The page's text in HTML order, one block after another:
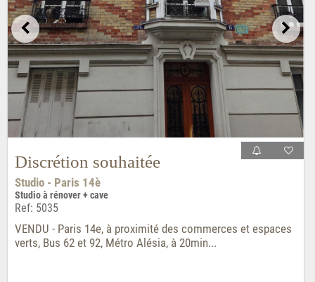
Discrétion souhaitée
Studio - Paris 14è
Studio à rénover + cave
Ref: 5035
VENDU - Paris 14e, à proximité des commerces et espaces
verts, Bus 62 et 92, Métro Alésia, à 20min...